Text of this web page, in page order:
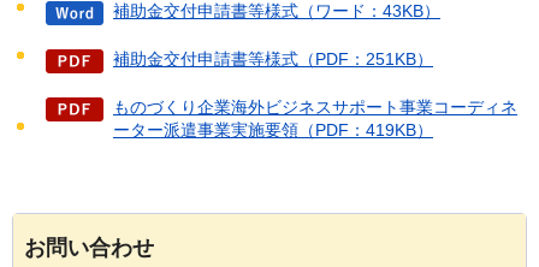
補助金交付申請書等様式（ワード：43KB）
補助金交付申請書等様式（PDF：251KB）
ものづくり企業海外ビジネスサポート事業コーディネ
ーター派遣事業実施要領（PDF：419KB）
お問い合わせ